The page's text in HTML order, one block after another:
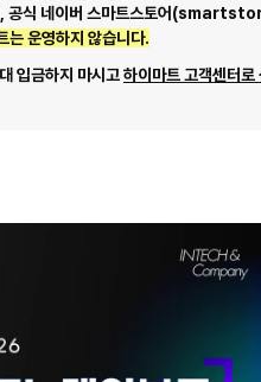
식 네이버 스마트스토어
는 운영하지 않습니다.
대 입금하지 마시고하이마트 고객센터로